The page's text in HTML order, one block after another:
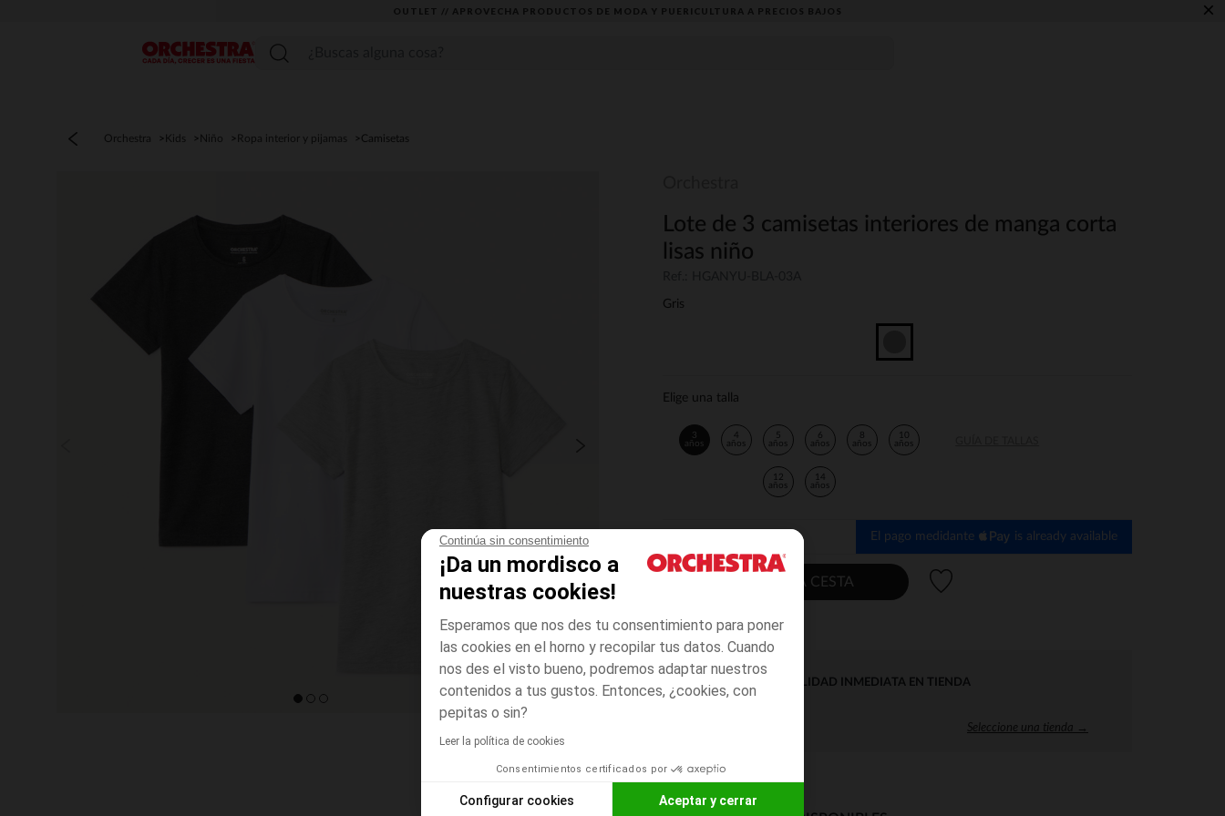
Continúa sin consentimiento
¡Da un mordisco a
nuestras cookies!
Esperamos que nos des tu consentimiento para poner
las cookies en el horno y recopilar tus datos. Cuando
nos des el visto bueno, podremos adaptar nuestros
contenidos a tus gustos. Entonces, ¿cookies, con
pepitas o sin?
Leer la política de cookies
Consentimientos certificados por
Configurar cookies Aceptar y cerrar
OUTLET // APROVECHA PRODUCTOS DE MODA Y PUERICULTURA A PRECIOS BAJOS ×
Menú
Orchestra Kids Niño Ropa interior y pijamas Camisetas
Lote de 3 camisetas interiores de manga corta
lisas niño
Gris
Elige una talla
3
años
4
años
5
años
6
años
8
años
10
años
12
años
14
años
El pago medidante is already available
AÑADIR A LA CESTA
DISPONIBILIDAD INMEDIATA EN TIENDA
Seleccione una tienda →